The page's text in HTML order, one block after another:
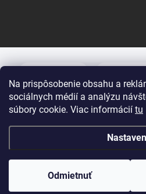
Na prispôsobenie obsahu a
sociálnych médií a analýzu
súbory cookie. Viac informácií tu
Odmietnuť
Vytvoril
Copyright 2026Cukrárske dekorácie.